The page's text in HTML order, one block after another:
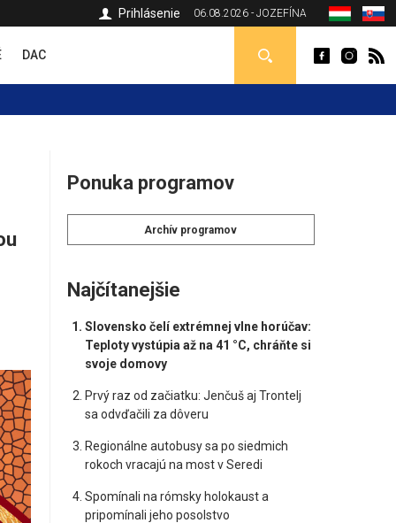
06.08.2026 - JOZEFÍNA
Prihlásenie
DAC
Ponuka programov
Archív programov
Najčítanejšie
Slovensko čelí extrémnej vlne horúčav:
Teploty vystúpia až na 41 °C, chráňte si
svoje domovy
Prvý raz od začiatku: Jenčuš aj Trontelj
sa odvďačili za dôveru
Regionálne autobusy sa po siedmich
rokoch vracajú na most v Seredi
Spomínali na rómsky holokaust a
pripomínali jeho posolstvo